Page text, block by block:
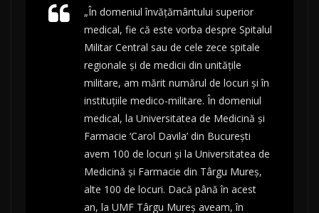
„În domeniul învăţământului superior
medical, fie că este vorba despre Spitalul
Militar Central sau de cele zece spitale
regionale şi de medicii din unităţile
militare, am mărit numărul de locuri şi în
instituţiile medico-militare. În domeniul
medical, la Universitatea de Medicină şi
Farmacie ‘Carol Davila’ din Bucureşti
avem 100 de locuri şi la Universitatea de
Medicină şi Farmacie din Târgu Mureş,
alte 100 de locuri. Dacă până în acest
an, la UMF Târgu Mureş aveam, în